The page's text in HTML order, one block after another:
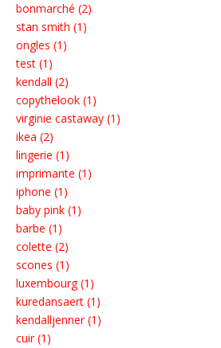
bonmarché (2)
stan smith (1)
ongles (1)
test (1)
kendall (2)
copythelook (1)
virginie castaway (1)
ikea (2)
lingerie (1)
imprimante (1)
iphone (1)
baby pink (1)
barbe (1)
colette (2)
scones (1)
luxembourg (1)
kuredansaert (1)
kendalljenner (1)
cuir (1)